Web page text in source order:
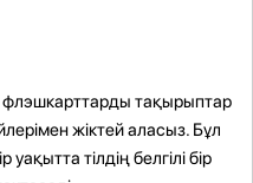
флэшкарттарды тақырыптар
жіктей аласыз. Бұл
уақытта тілдің белгілі бір